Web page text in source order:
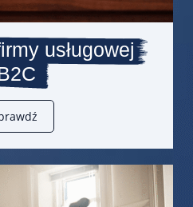
usługowej